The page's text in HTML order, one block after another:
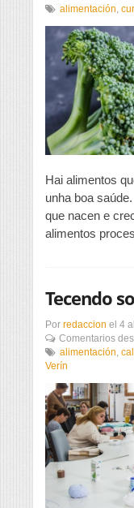
alimentación,
Hai alimentos
unha boa
que nacen e
alimentos
Tecendo
Por redaccion el 4
Comentarios
alimentación,
Verín